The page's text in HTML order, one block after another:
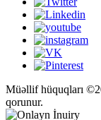
Müəllif hüquqları
qorunur.